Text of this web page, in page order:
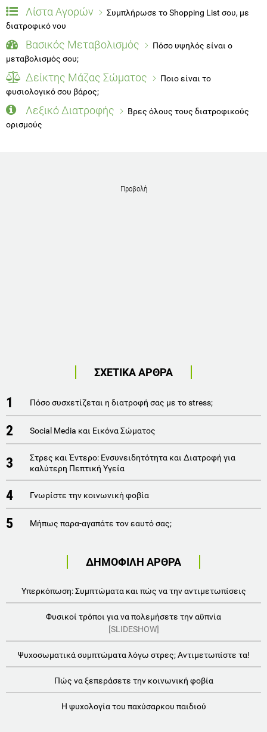
Λίστα Αγορών
Συμπλήρωσε το Shopping List σου, με
διατροφικό νου
Βασικός Μεταβολισμός
Πόσο υψηλός είναι ο
μεταβολισμός σου;
Δείκτης Μάζας Σώματος
Ποιο είναι το
φυσιολογικό σου βάρος;
Λεξικό Διατροφής
Βρες όλους τους διατροφικούς
ορισμούς
Προβολή
ΣΧΕΤΙΚΑ ΑΡΘΡΑ
1 Πόσο συσχετίζεται η διατροφή σας με το stress;
2 Social Media και Εικόνα Σώματος
3
Στρες και Έντερο: Ενσυνειδητότητα και Διατροφή για
καλύτερη Πεπτική Υγεία
4 Γνωρίστε την κoινωνική φοβία
5 Μήπως παρα-αγαπάτε τον εαυτό σας;
ΔΗΜΟΦΙΛΗ ΑΡΘΡΑ
Υπερκόπωση: Συμπτώματα και πώς να την αντιμετωπίσεις
Φυσικοί τρόποι για να πολεμήσετε την αϋπνία
[SLIDESHOW]
Ψυχοσωματικά συμπτώματα λόγω στρες; Αντιμετωπίστε τα!
Πώς να ξεπεράσετε την κοινωνική φοβία
Η ψυχολογία του παχύσαρκου παιδιού